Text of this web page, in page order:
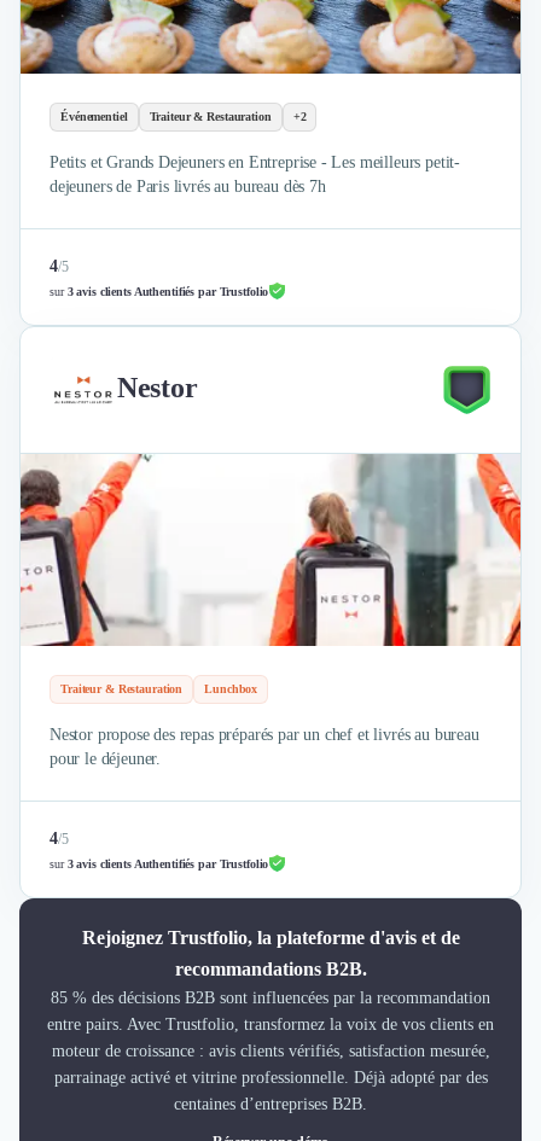
Événementiel Traiteur & Restauration +2
Petits et Grands Dejeuners en Entreprise - Les meilleurs petit-
dejeuners de Paris livrés au bureau dès 7h
4/5
sur3 avis clients Authentifiés par Trustfolio
Nestor
Traiteur & Restauration Lunchbox
Nestor propose des repas préparés par un chef et livrés au bureau
pour le déjeuner.
4/5
sur3 avis clients Authentifiés par Trustfolio
Rejoignez Trustfolio, la plateforme d'avis et de
recommandations B2B.
85 % des décisions B2B sont influencées par la recommandation
entre pairs. Avec Trustfolio, transformez la voix de vos clients en
moteur de croissance : avis clients vérifiés, satisfaction mesurée,
parrainage activé et vitrine professionnelle. Déjà adopté par des
centaines d’entreprises B2B.